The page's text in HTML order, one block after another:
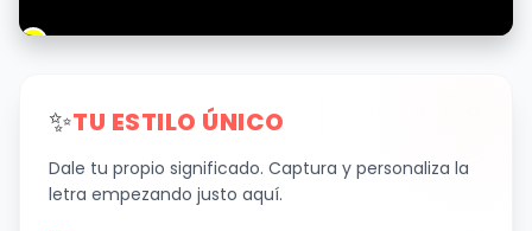
✨TU ESTILO ÚNICO
Dale tu propio significado. Captura y personaliza la
letra empezando justo aquí.